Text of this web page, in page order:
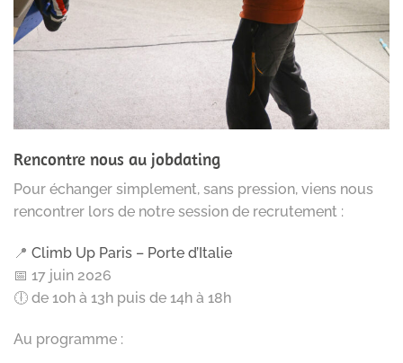
Rencontre nous au jobdating
Pour échanger simplement, sans pression, viens nous
rencontrer lors de notre session de recrutement :
📍 Climb Up Paris – Porte d’Italie
📅 17 juin 2026
🕕 de 10h à 13h puis de 14h à 18h
Au programme :